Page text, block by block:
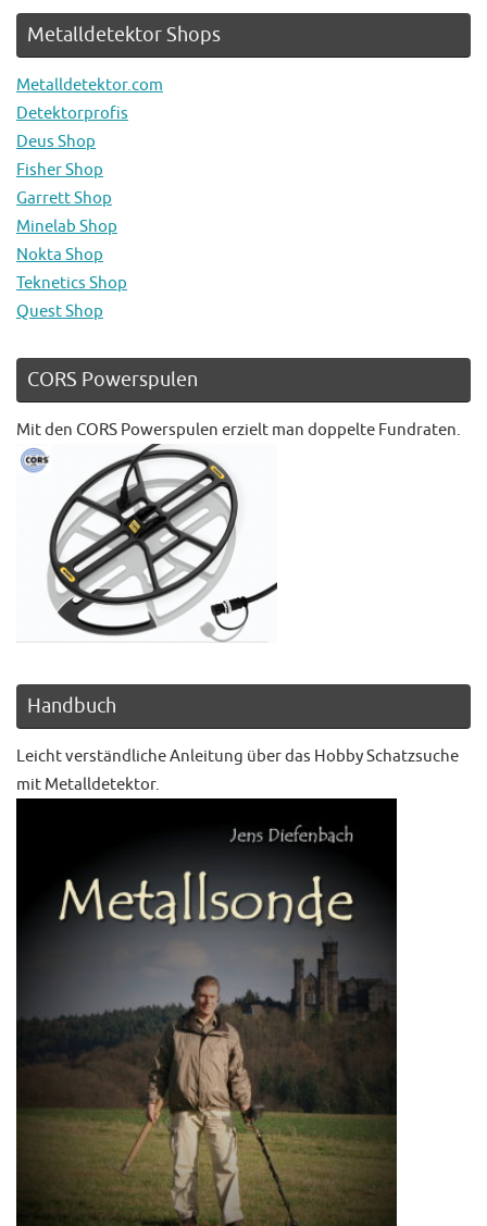
Metalldetektor Shops
Metalldetektor.com
Detektorprofis
Deus Shop
Fisher Shop
Garrett Shop
Minelab Shop
Nokta Shop
Teknetics Shop
Quest Shop
CORS Powerspulen
Mit den CORS Powerspulen erzielt man doppelte Fundraten.
Handbuch
Leicht verständliche Anleitung über das Hobby Schatzsuche
mit Metalldetektor.